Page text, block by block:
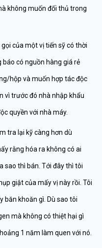
không muốn đối thủ trong
của một vị tiến sỹ có thời
có nguồn hàng giá rẻ
hộp và muốn hợp tác độc
vì trước đó nhà nhập khẩu
quyền với nhà máy.
tra lại kỹ càng hơn dù
rằng hóa ra không có ai
sao thì bán. Tới đây thì tôi
giật của mấy vị này rồi. Tôi
băn khoăn gì. Dù sao tôi
mà không có thiệt hại gì
1 năm làm quen với nó.